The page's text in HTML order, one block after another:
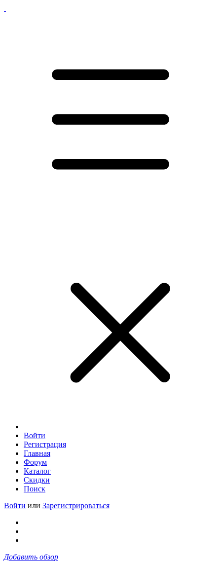
Войти
Регистрация
Главная
Форум
Каталог
Скидки
Поиск
Войти или Зарегистрироваться
Добавить обзор